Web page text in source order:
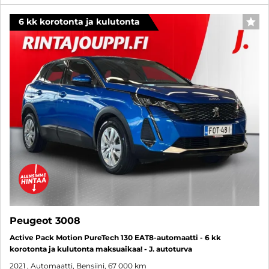
6 kk korotonta ja kulutonta
Peugeot 3008
Active Pack Motion PureTech 130 EAT8-automaatti - 6 kk
korotonta ja kulutonta maksuaikaa! - J. autoturva
2021 , Automaatti, Bensiini, 67 000 km